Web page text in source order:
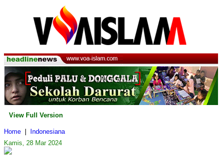
View Full Version
Home
Indonesiana
Kamis, 28 Mar 2024